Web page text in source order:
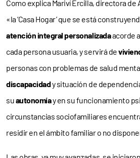
Como explica Mariví Ercilla, directora de
«la ‘Casa Hogar’ que se está
atención integral personalizadaacorde
cada persona usuaria, y servirá de
personas con problemas de salud
discapacidady situación de
suautonomíay en su funcionamiento
circunstancias sociofamiliares
residir en el ámbito familiar o no